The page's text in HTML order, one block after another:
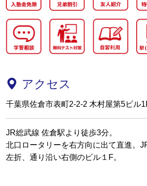
アクセス
千葉県佐倉市表町2-2-2 木村屋第5ビル
JR総武線 佐倉駅より徒歩3分。
北口ロータリーを右方向に出て直進。
左折、通り沿い右側のビル１F。